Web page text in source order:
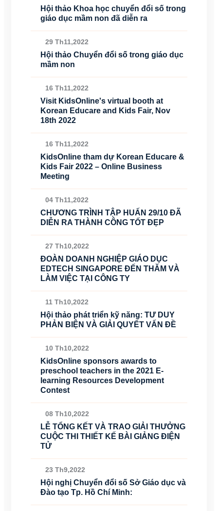
Hội thảo Khoa học chuyển đổi số trong
giáo dục mầm non đã diễn ra
29 Th11,2022
Hội thảo Chuyển đổi số trong giáo dục
mầm non
16 Th11,2022
Visit KidsOnline's virtual booth at
Korean Educare and Kids Fair, Nov
18th 2022
16 Th11,2022
KidsOnline tham dự Korean Educare &
Kids Fair 2022 – Online Business
Meeting
04 Th11,2022
CHƯƠNG TRÌNH TẬP HUẤN 29/10 ĐÃ
DIỄN RA THÀNH CÔNG TỐT ĐẸP
27 Th10,2022
ĐOÀN DOANH NGHIỆP GIÁO DỤC
EDTECH SINGAPORE ĐẾN THĂM VÀ
LÀM VIỆC TẠI CÔNG TY
11 Th10,2022
Hội thảo phát triển kỹ năng: TƯ DUY
PHẢN BIỆN VÀ GIẢI QUYẾT VẤN ĐỀ
10 Th10,2022
KidsOnline sponsors awards to
preschool teachers in the 2021 E-
learning Resources Development
Contest
08 Th10,2022
LỄ TỔNG KẾT VÀ TRAO GIẢI THƯỞNG
CUỘC THI THIẾT KẾ BÀI GIẢNG ĐIỆN
TỬ
23 Th9,2022
Hội nghị Chuyển đổi số Sở Giáo dục và
Đào tạo Tp. Hồ Chí Minh: